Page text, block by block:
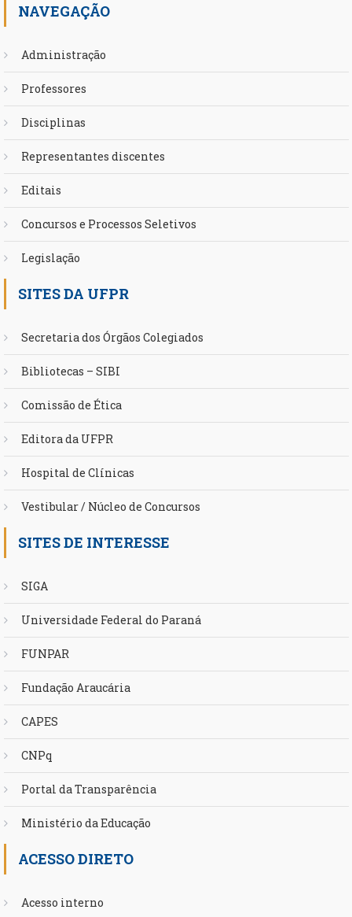
NAVEGAÇÃO
Administração
Professores
Disciplinas
Representantes discentes
Editais
Concursos e Processos Seletivos
Legislação
SITES DA UFPR
Secretaria dos Órgãos Colegiados
Bibliotecas – SIBI
Comissão de Ética
Editora da UFPR
Hospital de Clínicas
Vestibular / Núcleo de Concursos
SITES DE INTERESSE
SIGA
Universidade Federal do Paraná
FUNPAR
Fundação Araucária
CAPES
CNPq
Portal da Transparência
Ministério da Educação
ACESSO DIRETO
Acesso interno